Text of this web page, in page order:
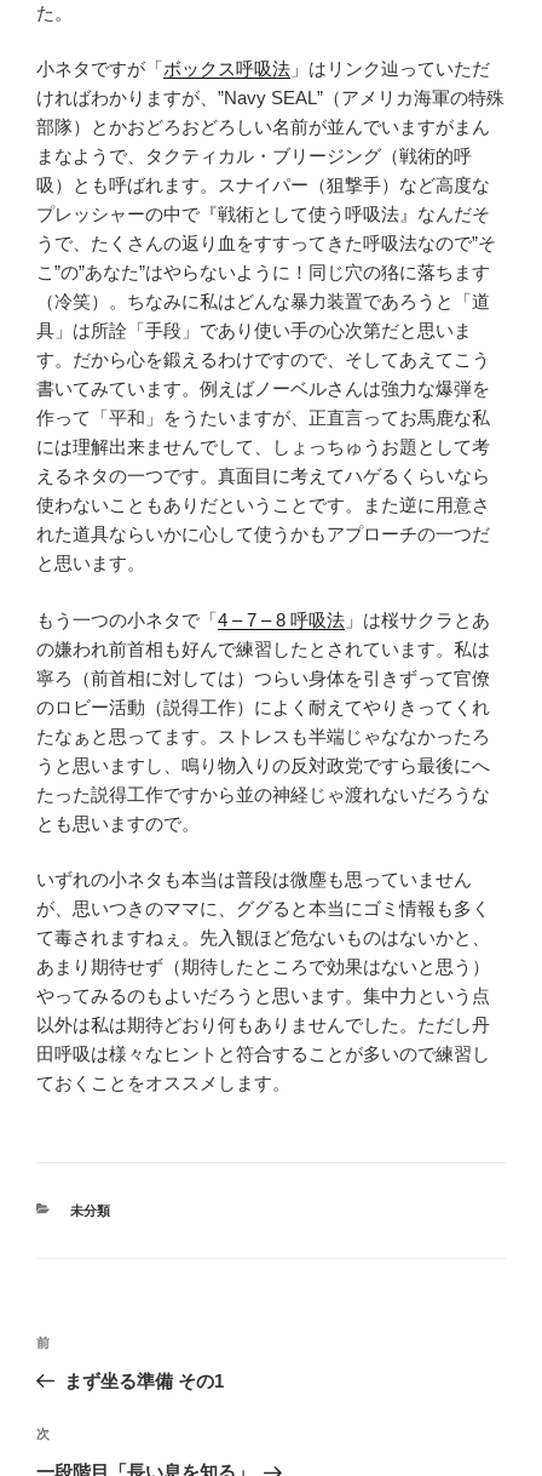
た。
小ネタですが「ボックス呼吸法 」はリンク辿っていただ
ければわかりますが、”Navy SEAL”（アメリカ海軍の特殊
部隊）とかおどろおどろしい名前が並んでいますがまん
まなようで、タクティカル・ブリージング（戦術的呼
吸）とも呼ばれます。スナイパー（狙撃手）など高度な
プレッシャーの中で『戦術として使う呼吸法』なんだそ
うで、たくさんの返り血をすすってきた呼吸法なので”そ
こ”の”あなた”はやらないように！同じ穴の狢に落ちます
（冷笑）。ちなみに私はどんな暴力装置であろうと「道
具」は所詮「手段」であり使い手の心次第だと思いま
す。だから心を鍛えるわけですので、そしてあえてこう
書いてみています。例えばノーベルさんは強力な爆弾を
作って「平和」をうたいますが、正直言ってお馬鹿な私
には理解出来ませんでして、しょっちゅうお題として考
えるネタの一つです。真面目に考えてハゲるくらいなら
使わないこともありだということです。また逆に用意さ
れた道具ならいかに心して使うかもアプローチの一つだ
と思います。
もう一つの小ネタで「4 – 7 – 8 呼吸法 」は桜サクラとあ
の嫌われ前首相も好んで練習したとされています。私は
寧ろ（前首相に対しては）つらい身体を引きずって官僚
のロビー活動（説得工作）によく耐えてやりきってくれ
たなぁと思ってます。ストレスも半端じゃななかったろ
うと思いますし、鳴り物入りの反対政党ですら最後にへ
たった説得工作ですから並の神経じゃ渡れないだろうな
とも思いますので。
いずれの小ネタも本当は普段は微塵も思っていません
が、思いつきのママに、ググると本当にゴミ情報も多く
て毒されますねぇ。先入観ほど危ないものはないかと、
あまり期待せず（期待したところで効果はないと思う）
やってみるのもよいだろうと思います。集中力という点
以外は私は期待どおり何もありませんでした。ただし丹
田呼吸は様々なヒントと符合することが多いので練習し
ておくことをオススメします。
カ
未分類
投
ビ
ゲ
前
の
稿
前
まず坐る準備 その1
次
次